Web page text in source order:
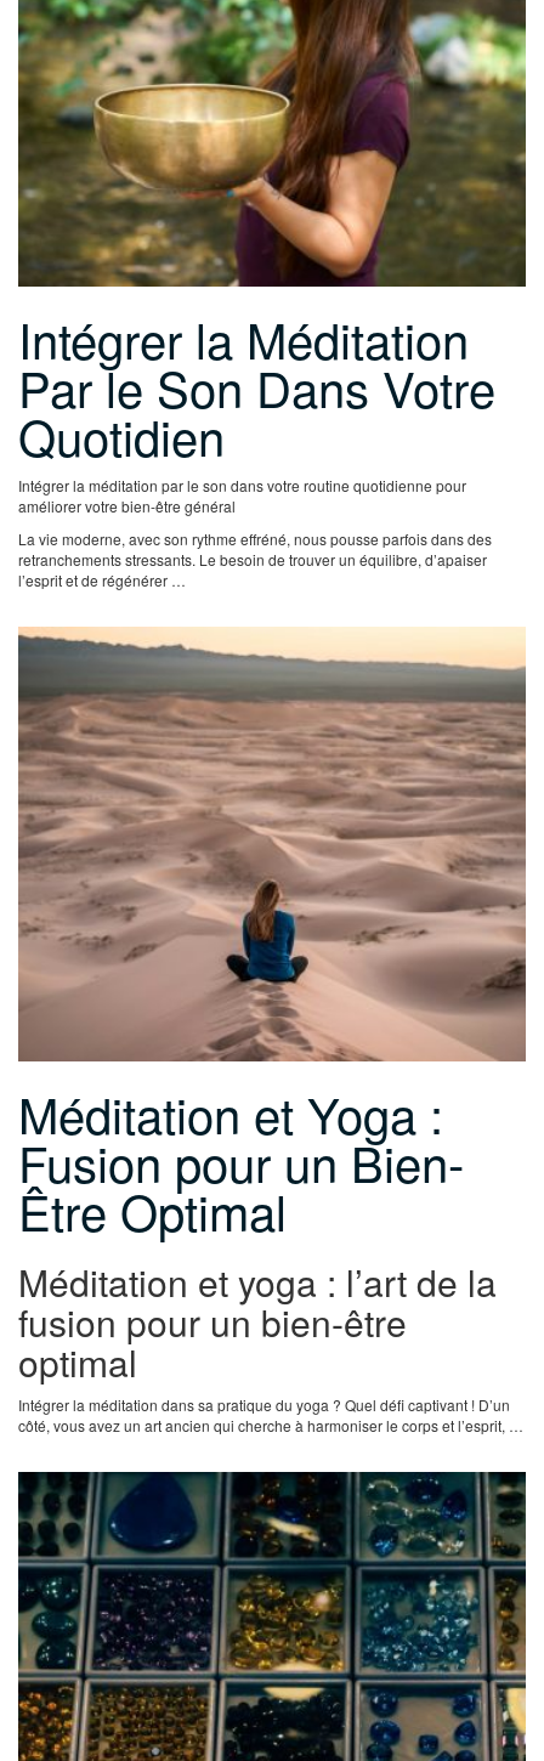
Intégrer la Méditation
Par le Son Dans Votre
Quotidien
Intégrer la méditation par le son dans votre routine quotidienne pour
améliorer votre bien-être général
La vie moderne, avec son rythme effréné, nous pousse parfois dans des
retranchements stressants. Le besoin de trouver un équilibre, d’apaiser
l’esprit et de régénérer …
Méditation et Yoga :
Fusion pour un Bien-
Être Optimal
Méditation et yoga : l’art de la
fusion pour un bien-être
optimal
Intégrer la méditation dans sa pratique du yoga ? Quel défi captivant ! D’un
côté, vous avez un art ancien qui cherche à harmoniser le corps et l’esprit, …